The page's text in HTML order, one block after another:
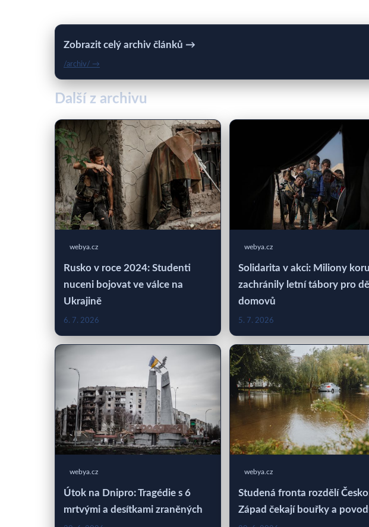
Zobrazit celý archiv článků →
/archiv/ →
Další z archivu
webya.cz
Rusko v roce 2024: Studenti
nuceni bojovat ve válce na
Ukrajině
6. 7. 2026
webya.cz
Solidarita v akci: Miliony
zachránily letní tábory pro
domovů
5. 7. 2026
webya.cz
Útok na Dnipro: Tragédie s 6
mrtvými a desítkami zraněných
webya.cz
Studená fronta rozdělí
Západ čekají bouřky a